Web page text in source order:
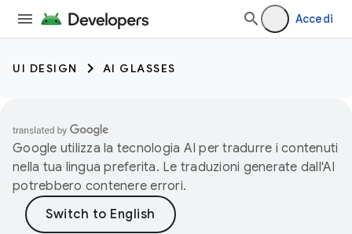
Accedi
UI DESIGN AI GLASSES
Google utilizza la tecnologia AI per tradurre i contenuti
nella tua lingua preferita. Le traduzioni generate dall'AI
potrebbero contenere errori.